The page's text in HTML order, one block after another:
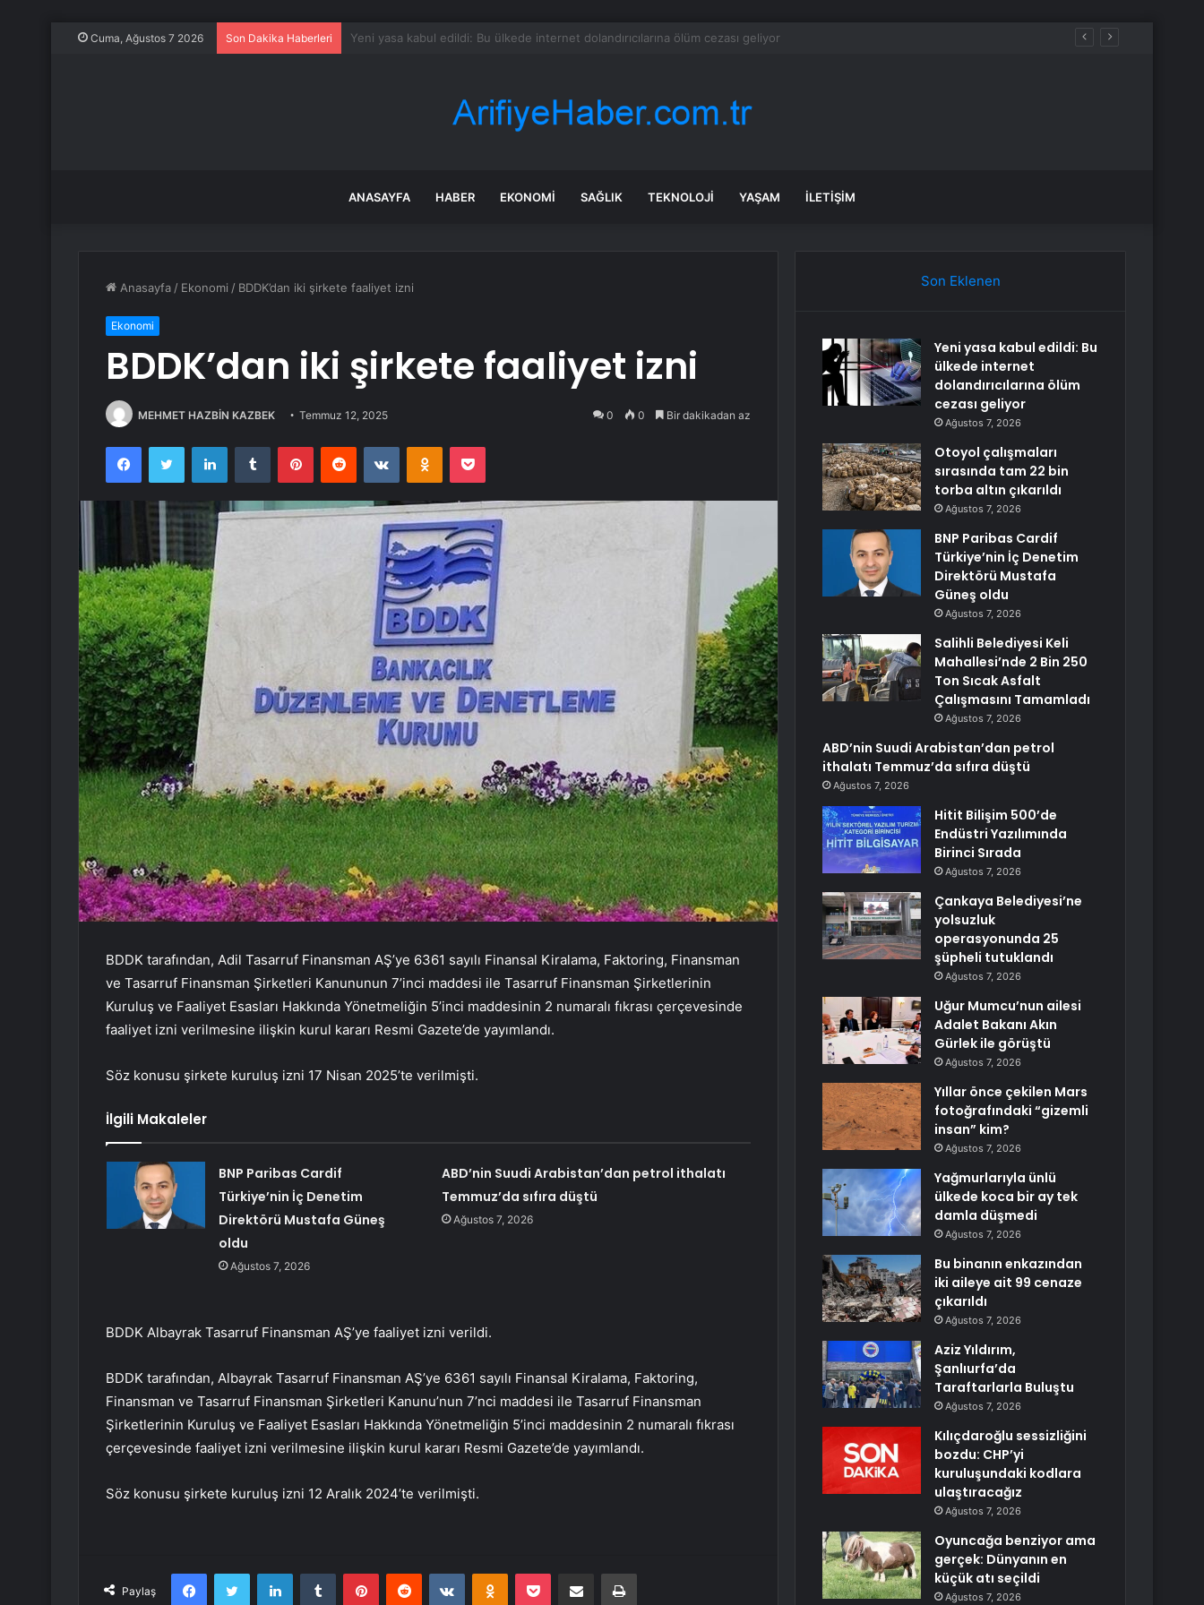
Cuma, Ağustos 7 2026 Son Dakika Haberleri Otoyol çalışmaları sırasında tam 22 bin torba altın çıkarıldı
ANASAYFA HABER EKONOMI SAĞLIK TEKNOLOJI YAŞAM İLETIŞIM
Anasayfa / Ekonomi / BDDK’dan iki şirkete faaliyet izni
Ekonomi
BDDK’dan iki şirkete faaliyet izni
MEHMET HAZBİN KAZBEK Temmuz 12, 2025 0 0 Bir dakikadan az
FacebookTwitter LinkedInTumblr PinterestReddit VKontakteOdnoklassniki
Pocket
BDDK tarafından, Adil Tasarruf Finansman AŞ’ye 6361 sayılı Finansal Kiralama, Faktoring, Finansman
ve Tasarruf Finansman Şirketleri Kanununun 7’inci maddesi ile Tasarruf Finansman Şirketlerinin
Kuruluş ve Faaliyet Esasları Hakkında Yönetmeliğin 5’inci maddesinin 2 numaralı fıkrası çerçevesinde
faaliyet izni verilmesine ilişkin kurul kararı Resmi Gazete’de yayımlandı.
Söz konusu şirkete kuruluş izni 17 Nisan 2025’te verilmişti.
İlgili Makaleler
BNP Paribas Cardif
Türkiye’nin İç Denetim
Direktörü Mustafa Güneş
oldu
Ağustos 7, 2026
ABD’nin Suudi Arabistan’dan petrol ithalatı
Temmuz’da sıfıra düştü
Ağustos 7, 2026
BDDK Albayrak Tasarruf Finansman AŞ’ye faaliyet izni verildi.
BDDK tarafından, Albayrak Tasarruf Finansman AŞ’ye 6361 sayılı Finansal Kiralama, Faktoring,
Finansman ve Tasarruf Finansman Şirketleri Kanunu’nun 7’nci maddesi ile Tasarruf Finansman
Şirketlerinin Kuruluş ve Faaliyet Esasları Hakkında Yönetmeliğin 5’inci maddesinin 2 numaralı fıkrası
çerçevesinde faaliyet izni verilmesine ilişkin kurul kararı Resmi Gazete’de yayımlandı.
Söz konusu şirkete kuruluş izni 12 Aralık 2024’te verilmişti.
Paylaş
FacebookTwitter LinkedInTumblr PinterestReddit VKontakteOdnoklassniki
Pocket E-Posta ile paylaş Yazdır
Son Eklenen
Yeni yasa kabul edildi: Bu
ülkede internet
dolandırıcılarına ölüm
cezası geliyor
Ağustos 7, 2026
Otoyol çalışmaları
sırasında tam 22 bin
torba altın çıkarıldı
Ağustos 7, 2026
BNP Paribas Cardif
Türkiye’nin İç Denetim
Direktörü Mustafa
Güneş oldu
Ağustos 7, 2026
Salihli Belediyesi Keli
Mahallesi’nde 2 Bin 250
Ton Sıcak Asfalt
Çalışmasını Tamamladı
Ağustos 7, 2026
ABD’nin Suudi Arabistan’dan petrol
ithalatı Temmuz’da sıfıra düştü
Ağustos 7, 2026
Hitit Bilişim 500’de
Endüstri Yazılımında
Birinci Sırada
Ağustos 7, 2026
Çankaya Belediyesi’ne
yolsuzluk
operasyonunda 25
şüpheli tutuklandı
Ağustos 7, 2026
Uğur Mumcu’nun ailesi
Adalet Bakanı Akın
Gürlek ile görüştü
Ağustos 7, 2026
Yıllar önce çekilen Mars
fotoğrafındaki “gizemli
insan” kim?
Ağustos 7, 2026
Yağmurlarıyla ünlü
ülkede koca bir ay tek
damla düşmedi
Ağustos 7, 2026
Bu binanın enkazından
iki aileye ait 99 cenaze
çıkarıldı
Ağustos 7, 2026
Aziz Yıldırım,
Şanlıurfa’da
Taraftarlarla Buluştu
Ağustos 7, 2026
Kılıçdaroğlu sessizliğini
bozdu: CHP’yi
kuruluşundaki kodlara
ulaştıracağız
Ağustos 7, 2026
Oyuncağa benziyor ama
gerçek: Dünyanın en
küçük atı seçildi
Ağustos 7, 2026